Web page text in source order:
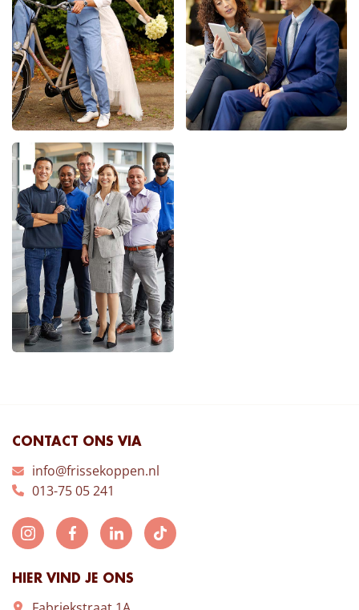
CONTACT ONS VIA
info@frissekoppen.nl
013-75 05 241
HIER VIND JE ONS